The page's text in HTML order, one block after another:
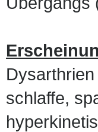
schlaffe,